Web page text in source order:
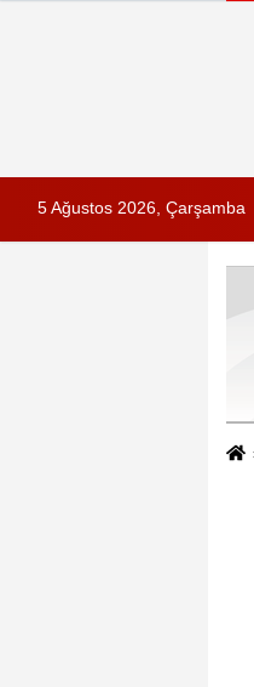
5 Ağustos 2026, Çarşamba